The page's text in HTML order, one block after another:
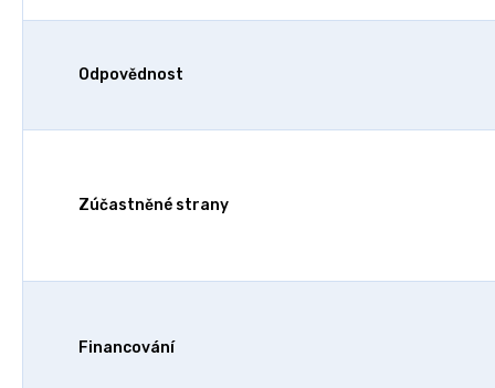
Odpovědnost
Zúčastněné strany
Financování